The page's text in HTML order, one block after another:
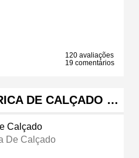
120 avaliações
19 comentários
DE CALÇADO …
Calçado
De Calçado